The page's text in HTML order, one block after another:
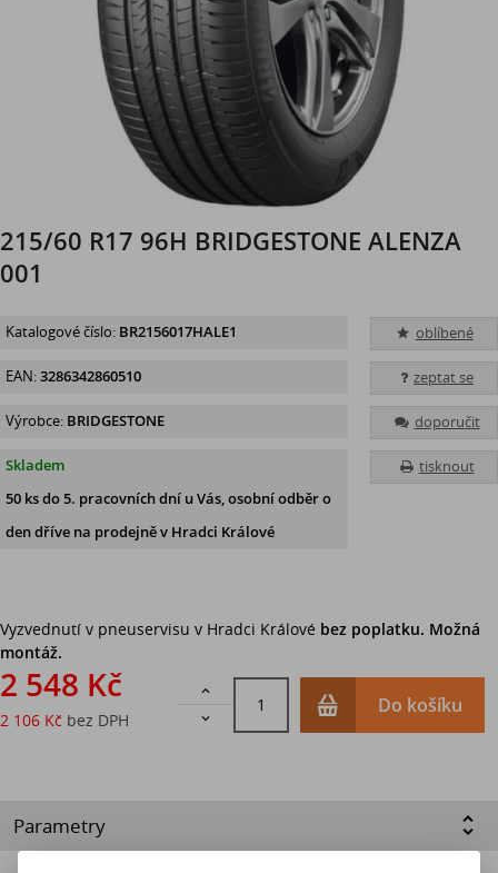
215/60 R17 96H BRIDGESTONE ALENZA
001
oblíbené
zeptat se
doporučit
tisknout
Katalogové číslo: BR2156017HALE1
EAN:3286342860510
Výrobce: BRIDGESTONE
Skladem
50 ksdo 5. pracovních dní u Vás, osobní odběr o
den dříve na prodejněv Hradci Králové
Vyzvednutí v pneuservisu v Hradci Králové bez poplatku. Možná
montáž.
2 548 Kč
2 106 Kč bez DPH


Do košíku
Parametry